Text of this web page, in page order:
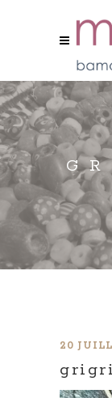
20